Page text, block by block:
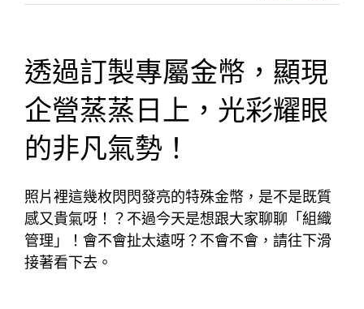
透過訂製專屬金幣，顯現
企營蒸蒸日上，光彩耀眼
的非凡氣勢！
照片裡這幾枚閃閃發亮的特殊金幣，是不是既質
感又貴氣呀！？不過今天是想跟大家聊聊「組織
管理」！會不會扯太遠呀？不會不會，請往下滑
接著看下去。